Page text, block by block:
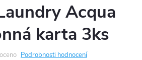
Acqua
karta 3ks
Podrobnosti hodnocení